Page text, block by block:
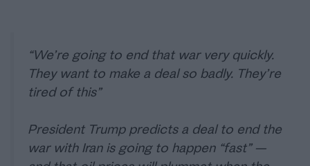
“We’re going to end that war very quickly.
They want to make a deal so badly. They’re
tired of this”
President Trump predicts a deal to end the
war with Iran is going to happen “fast” —